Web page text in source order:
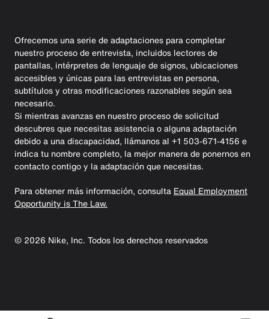
Ofrecemos una serie de adaptaciones para completar
nuestro proceso de entrevista, incluidos lectores de
pantallas, intérpretes de lenguaje de signos, ubicaciones
accesibles y únicas para las entrevistas en persona,
subtítulos y otras modificaciones razonables según sea
necesario.
Si mientras avanzas en nuestro proceso de solicitud
descubres que necesitas asistencia o alguna adaptación
debido a una discapacidad, llámanos al +1 503-671-4156 e
indica tu nombre completo, la mejor manera de ponernos en
contacto contigo y la adaptación que necesitas.
Para obtener más información, consulta Equal Employment
Opportunity is The Law.
© 2026 Nike, Inc. Todos los derechos reservados